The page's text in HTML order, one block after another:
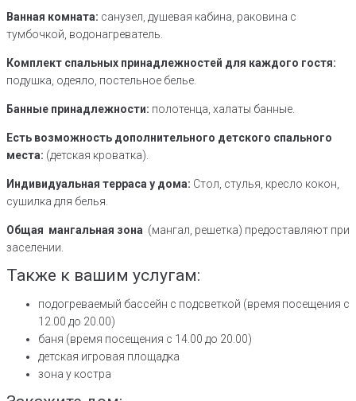
Ванная комната: санузел, душевая кабина, раковина с
тумбочкой, водонагреватель.
Комплект спальных принадлежностей для каждого гостя:
подушка, одеяло, постельное белье.
Банные принадлежности: полотенца, халаты банные.
Есть возможность дополнительного детского спального
места: (детская кроватка).
Индивидуальная терраса у дома: Стол, стулья, кресло кокон,
сушилка для белья.
Общая мангальная зона (мангал, решетка) предоставляют при
заселении.
Также к вашим услугам:
подогреваемый бассейн с подсветкой (время посещения с
12.00 до 20.00)
баня (время посещения с 14.00 до 20.00)
детская игровая площадка
зона у костра